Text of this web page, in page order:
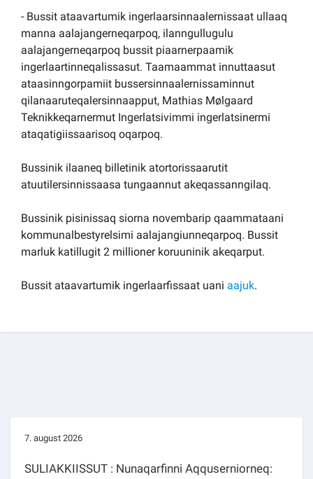
- Bussit ataavartumik ingerlaarsinnaalernissaat ullaaq
manna aalajangerneqarpoq, ilanngullugulu
aalajangerneqarpoq bussit piaarnerpaamik
ingerlaartinneqalissasut. Taamaammat innuttaasut
ataasinngorpamiit bussersinnaalernissaminnut
qilanaaruteqalersinnaapput, Mathias Mølgaard
Teknikkeqarnermut Ingerlatsivimmi ingerlatsinermi
ataqatigiissaarisoq oqarpoq.
Bussinik ilaaneq billetinik atortorissaarutit
atuutilersinnissaasa tungaannut akeqassanngilaq.
Bussinik pisinissaq siorna novembarip qaammataani
kommunalbestyrelsimi aalajangiunneqarpoq. Bussit
marluk katillugit 2 millioner koruuninik akeqarput.
Bussit ataavartumik ingerlaarfissaat uani aajuk.
7. august 2026
SULIAKKIISSUT : Nunaqarfinni Aqquserniorneq: